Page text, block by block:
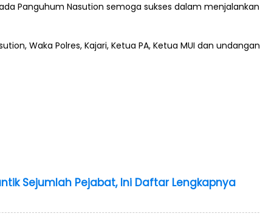
Panguhum Nasution semoga sukses dalam menjalankan
Waka Polres, Kajari, Ketua PA, Ketua MUI dan undangan
Sejumlah Pejabat, Ini Daftar Lengkapnya